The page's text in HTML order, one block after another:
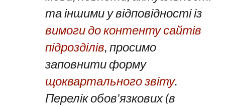
та іншими у відповідності із
вимоги до контенту сайтів
підрозділів, просимо
заповнити форму
щоквартального звіту.
Перелік обов'язкових (в